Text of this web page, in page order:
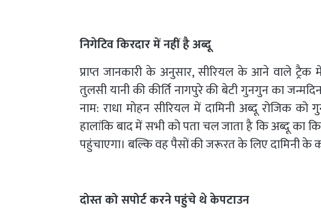
निगेटिव किरदार में नहीं है अब्दू
प्राप्त जानकारी के अनुसार, सीरियल के आने वाले ट्रैक
तुलसी यानी की कीर्ति नागपुरे की बेटी गुनगुन का
नाम: राधा मोहन सीरियल में दामिनी अब्दू रोजिक
हालांकि बाद में सभी को पता चल जाता है कि अब्दू का
पहुंचाएगा। बल्कि वह पैसों की जरूरत के लिए दामिनी के
दोस्त को सपोर्ट करने पहुंचे थे केपटाउन